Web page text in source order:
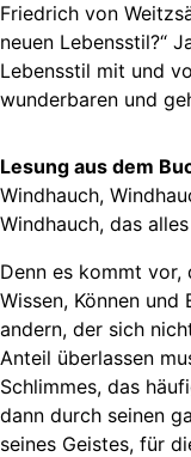
Friedrich von
neuen Lebensstil?“
Lebensstil mit und
wunderbaren und
Lesung aus dem
Windhauch,
Windhauch, das
Denn es kommt vor,
Wissen, Können
andern, der sich
Anteil überlassen
Schlimmes, das
dann durch seinen
seines Geistes, für